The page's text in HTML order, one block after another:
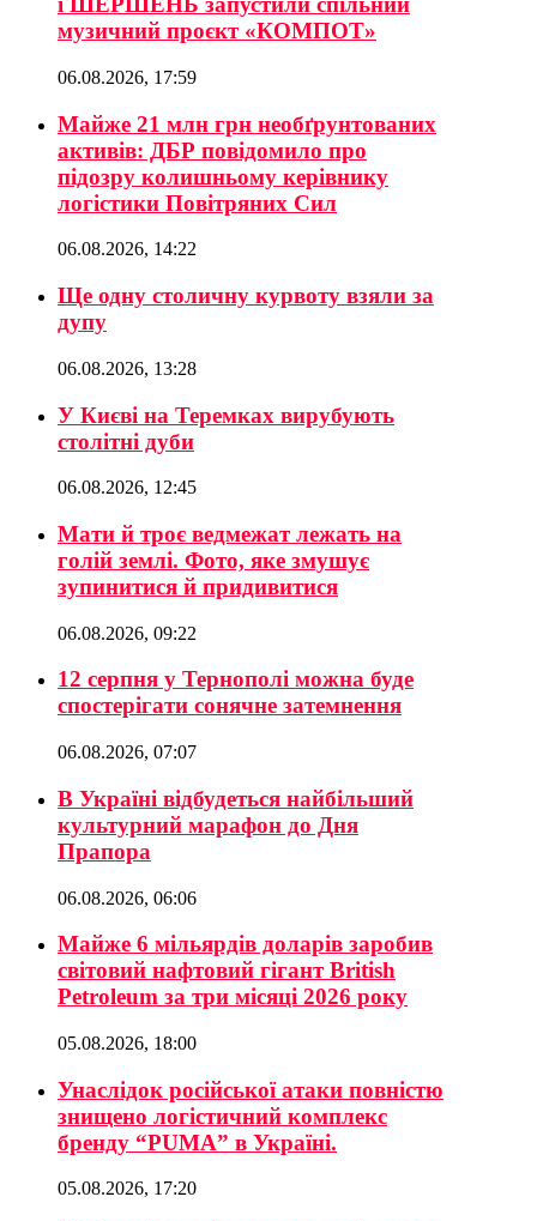
музичний проєкт «КОМПОТ»
06.08.2026, 17:59
Майже 21 млн грн необґрунтованих
активів: ДБР повідомило про
підозру колишньому керівнику
логістики Повітряних Сил
06.08.2026, 14:22
Ще одну столичну курвоту взяли за
дупу
06.08.2026, 13:28
У Києві на Теремках вирубують
столітні дуби
06.08.2026, 12:45
Мати й троє ведмежат лежать на
голій землі. Фото, яке змушує
зупинитися й придивитися
06.08.2026, 09:22
12 серпня у Тернополі можна буде
спостерігати сонячне затемнення
06.08.2026, 07:07
В Україні відбудеться найбільший
культурний марафон до Дня
Прапора
06.08.2026, 06:06
Майже 6 мільярдів доларів заробив
світовий нафтовий гігант British
Petroleum за три місяці 2026 року
05.08.2026, 18:00
Унаслідок російської атаки повністю
знищено логістичний комплекс
бренду “PUMA” в Україні.
05.08.2026, 17:20